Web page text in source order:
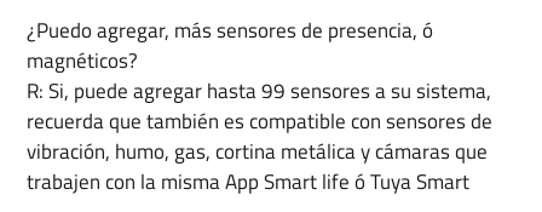
¿Puedo agregar, más sensores de presencia, ó
magnéticos?
R: Si, puede agregar hasta 99 sensores a su sistema,
recuerda que también es compatible con sensores de
vibración, humo, gas, cortina metálica y cámaras que
trabajen con la misma App Smart life ó Tuya Smart